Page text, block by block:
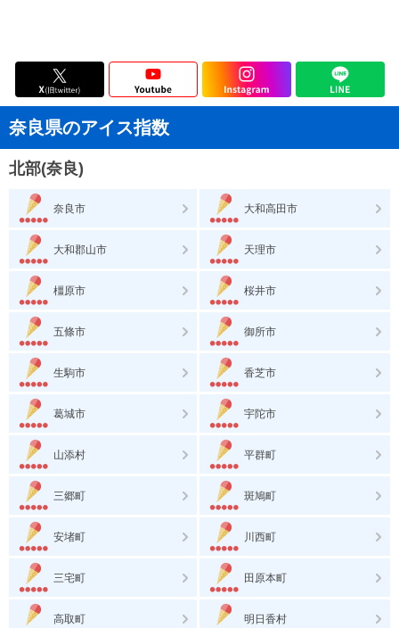
奈良県のアイス指数
北部(奈良)
奈良市 大和高田市
大和郡山市 天理市
橿原市 桜井市
五條市 御所市
生駒市 香芝市
葛城市 宇陀市
山添村 平群町
三郷町 斑鳩町
安堵町 川西町
三宅町 田原本町
高取町 明日香村